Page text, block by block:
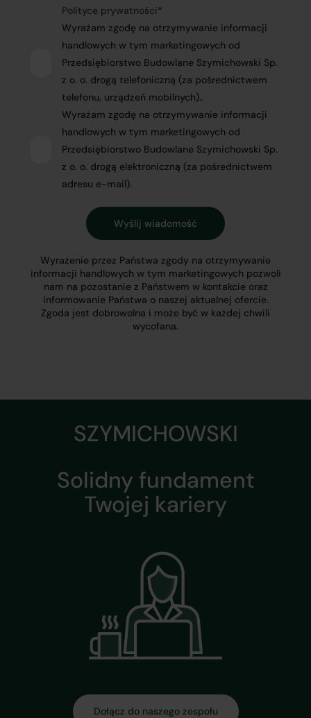
Polityce prywatności*
Wyrażam zgodę na otrzymywanie informacji
handlowych w tym marketingowych od
Przedsiębiorstwo Budowlane Szymichowski Sp.
z o. o. drogą telefoniczną (za pośrednictwem
telefonu, urządzeń mobilnych)..
Wyrażam zgodę na otrzymywanie informacji
handlowych w tym marketingowych od
Przedsiębiorstwo Budowlane Szymichowski Sp.
z o. o. drogą elektroniczną (za pośrednictwem
adresu e-mail).
Wyrażenie przez Państwa zgody na otrzymywanie
informacji handlowych w tym marketingowych pozwoli
nam na pozostanie z Państwem w kontakcie oraz
informowanie Państwa o naszej aktualnej ofercie.
Zgoda jest dobrowolna i może być w każdej chwili
wycofana.
SZYMICHOWSKI
Solidny fundament
Twojej kariery
Dołącz do naszego zespołu